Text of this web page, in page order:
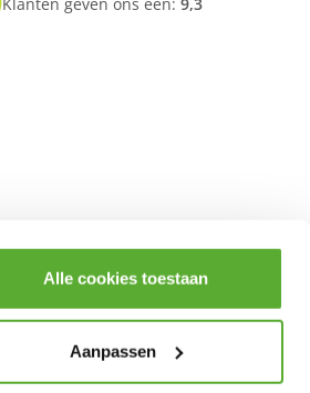
Alle cookies toestaan
Aanpassen